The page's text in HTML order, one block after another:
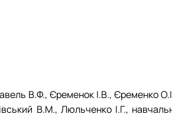
В.Ф., Єременок І.В., Єременко
В.М., Люльченко І.Г.,